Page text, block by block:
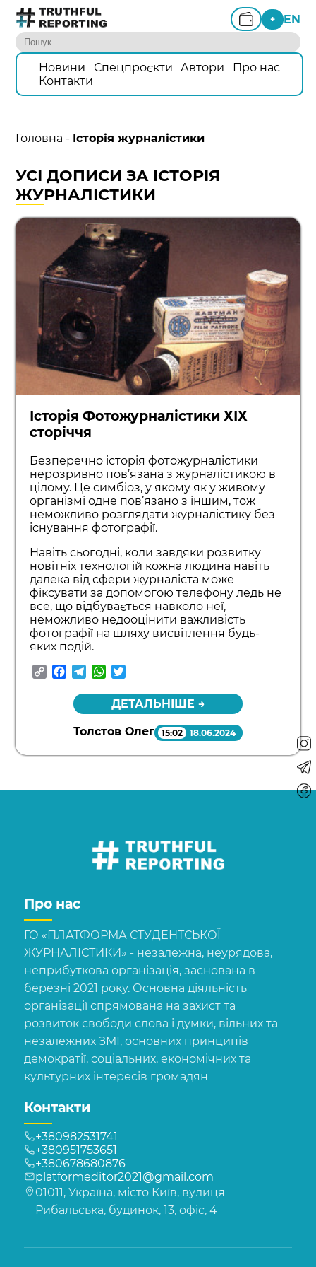
+ EN
Новини Спецпроєкти Автори
Про нас
Контакти
Головна - Історія журналістики
УСІ ДОПИСИ ЗА ІСТОРІЯ
ЖУРНАЛІСТИКИ
Історія Фотожурналістики ХІХ
сторіччя
Безперечно історія фотожурналістики
нерозривно пов’язана з журналістикою в
цілому. Це симбіоз, у якому як у живому
організмі одне пов’язано з іншим, тож
неможливо розглядати журналістику без
існування фотографії.
Навіть сьогодні, коли завдяки розвитку
новітніх технологій кожна людина навіть
далека від сфери журналіста може
фіксувати за допомогою телефону ледь не
все, що відбувається навколо неї,
неможливо недооцінити важливість
фотографії на шляху висвітлення будь-
яких подій.
CopyFacebook
TelegramWhatsApp
ДЕТАЛЬНІШЕ →
Толстов Олег 15:02 18.06.2024
Про нас
ГО «ПЛАТФОРМА СТУДЕНТСЬКОЇ
ЖУРНАЛІСТИКИ» - незалежна, неурядова,
неприбуткова організація, заснована в
березні 2021 року. Основна діяльність
організації спрямована на захист та
розвиток свободи слова і думки, вільних та
незалежних ЗМІ, основних принципів
демократії, соціальних, економічних та
культурних інтересів громадян
Контакти
+380982531741
+380951753651
+380678680876
platformeditor2021@gmail.com
01011, Україна, місто Київ, вулиця
Рибальська, будинок, 13, офіс, 4